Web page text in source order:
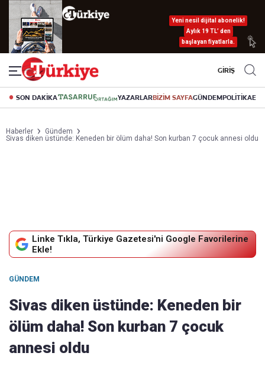
Yeni nesil dijital abonelik!
Aylık 19 TL’ den
başlayan fiyatlarla.
GİRİŞ
SON DAKİKA YAZARLARBİZİM SAYFAGÜNDEMPOLİTİKA
Haberler
Gündem
Sivas diken üstünde: Keneden bir ölüm daha! Son kurban 7 çocuk annesi oldu
Linke Tıkla, Türkiye Gazetesi'ni Google Favorilerine
Ekle!
GÜNDEM
Sivas diken üstünde: Keneden bir
ölüm daha! Son kurban 7 çocuk
annesi oldu